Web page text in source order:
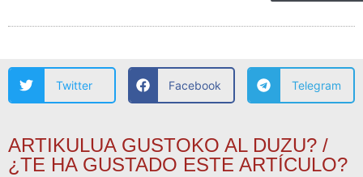
Twitter Facebook Telegram
ARTIKULUA GUSTOKO AL DUZU? /
¿TE HA GUSTADO ESTE ARTÍCULO?